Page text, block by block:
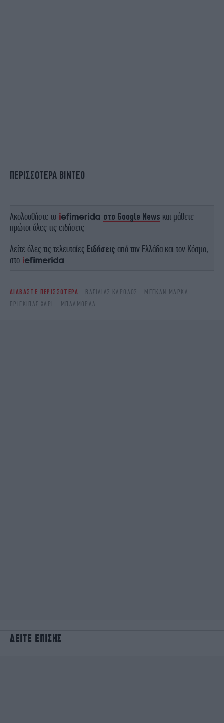
ΠΕΡΙΣΣΟΤΕΡΑ ΒΙΝΤΕΟ
Ακολουθήστε το στο Google News και μάθετε
πρώτοι όλες τις ειδήσεις
Δείτε όλες τις τελευταίες Ειδήσεις από την Ελλάδα και τον Κόσμο,
στο
ΔΙΑΒΑΣΤΕ ΠΕΡΙΣΣΟΤΕΡΑ ΒΑΣΙΛΙΆΣ ΚΆΡΟΛΟΣ
ΜΈΓΚΑΝ ΜΑΡΚΛ
ΠΡΊΓΚΙΠΑΣ ΧΆΡΙ
ΜΠΑΛΜΌΡΑΛ
ΔΕΙΤΕ ΕΠΙΣΗΣ